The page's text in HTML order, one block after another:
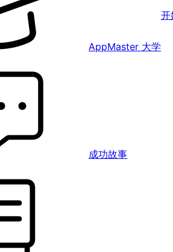
AppMaster 大学
成功故事
开